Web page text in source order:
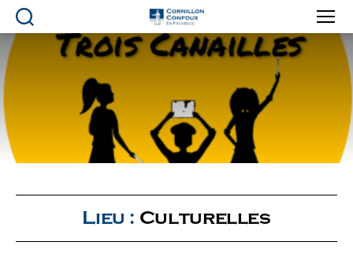
Ville
de
Cornillon-
en
Provence
Lieu : Culturelles